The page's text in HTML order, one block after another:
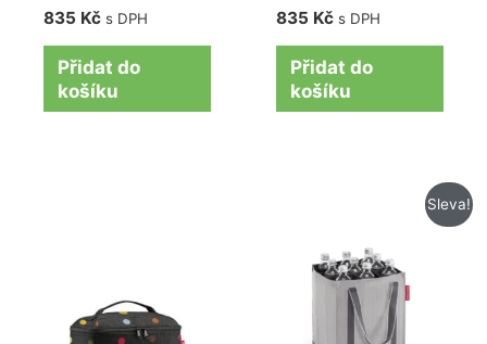
835 Kč s DPH
Přidat do
košíku
835 Kč s DPH
Přidat do
košíku
Sleva!
359 Kč.
Aktuální
cena